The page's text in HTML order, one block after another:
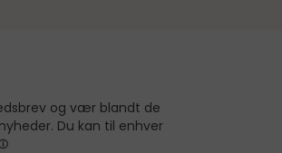
og vær blandt de
Du kan til enhver